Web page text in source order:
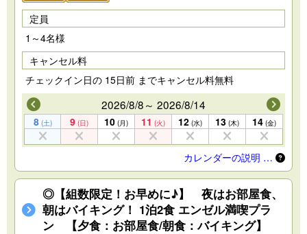
定員
1～4名様
キャンセル料
チェックイン日の 15日前 までキャンセル料無料
2026/8/8～ 2026/8/14
8 (土) 9 (日) 10 (月) 11 (火) 12 (水) 13 (木) 14 (金)
カレンダーの説明 …
◎【組数限定！お早めに♪】 夜はお部屋食、
朝はバイキング！ 1泊2食 エンゼル満喫プラ
ン 【夕食：お部屋食/朝食：バイキング】